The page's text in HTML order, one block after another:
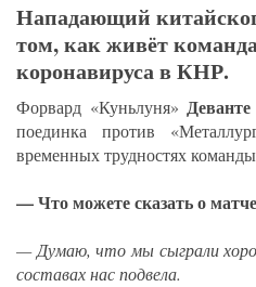
Нападающий
том, как живёт
коронавируса в КНР.
Форвард «Куньлуня»
поединка против
временных трудностях
— Что можете сказать о
— Думаю, что мы сыграли
составах нас подвела.